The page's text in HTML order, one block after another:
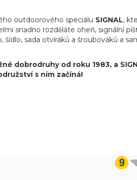
outdoorového speciálu SIGNAL,
snadno rozděláte oheň, signální
šídlo, sada otvíráků a šroubováků a
dobrodruhy od roku 1983, a
s ním začíná!